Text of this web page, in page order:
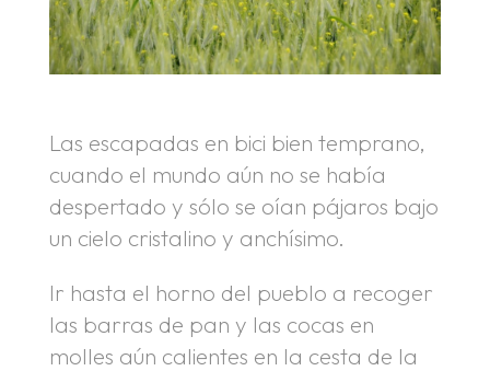
Las escapadas en bici bien temprano,
cuando el mundo aún no se había
despertado y sólo se oían pájaros bajo
un cielo cristalino y anchísimo.
Ir hasta el horno del pueblo a recoger
las barras de pan y las cocas en
molles aún calientes en la cesta de la